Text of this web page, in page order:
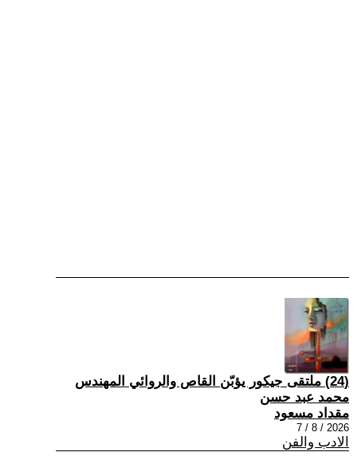
(24) ملتقى جيكور يؤبّن القاص والروائي المهندس
محمد عبد حسن
مقداد مسعود
2026 / 8 / 7
الادب والفن